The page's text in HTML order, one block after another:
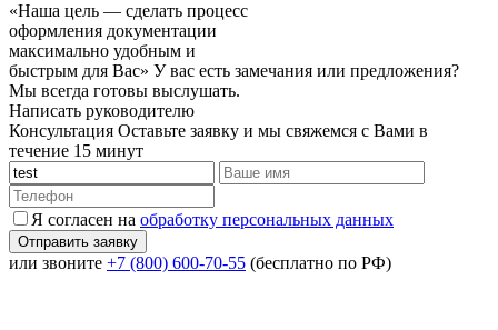
«Наша цель — сделать процесс
оформления документации
максимально удобным и
быстрым для Вас» У вас есть замечания или предложения?
Мы всегда готовы выслушать.
Написать руководителю
Консультация Оставьте заявку и мы свяжемся с Вами в
течение 15 минут
Я согласен на обработку персональных данных
или звоните +7 (800) 600-70-55 (бесплатно по РФ)